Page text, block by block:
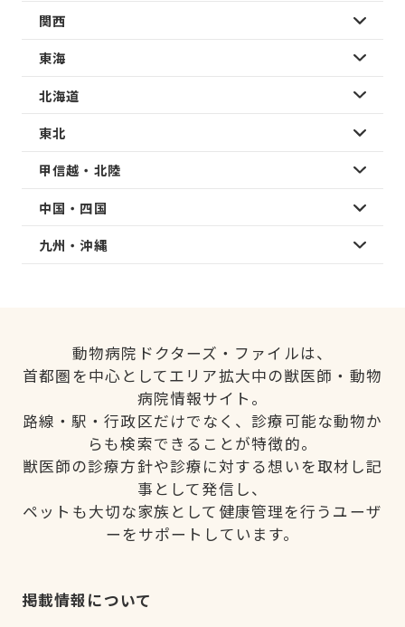
関西
東海
北海道
東北
甲信越・北陸
中国・四国
九州・沖縄
動物病院ドクターズ・ファイルは、
首都圏を中心としてエリア拡大中の獣医師・動物
病院情報サイト。
路線・駅・行政区だけでなく、診療可能な動物か
らも検索できることが特徴的。
獣医師の診療方針や診療に対する想いを取材し記
事として発信し、
ペットも大切な家族として健康管理を行うユーザ
ーをサポートしています。
掲載情報について